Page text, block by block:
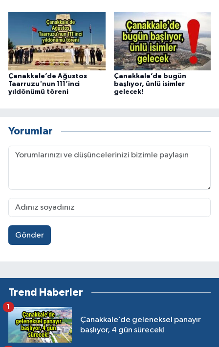
Çanakkale’de Ağustos
Taarruzu'nun 111’inci
yıldönümü töreni
Çanakkale’de bugün
başlıyor, ünlü isimler
gelecek!
Yorumlar
Gönder
Trend Haberler
Çanakkale’de geleneksel panayır
başlıyor, 4 gün sürecek!
1